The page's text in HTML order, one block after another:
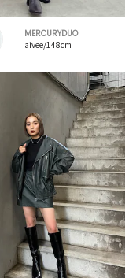
MERCURYDUO
aivee/148cm